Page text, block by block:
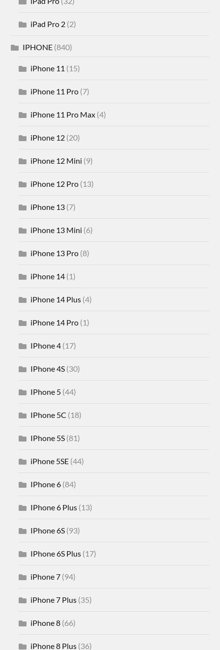
iPad Pro 2 (2)
IPHONE (840)
iPhone 11 (15)
iPhone 11 Pro (7)
iPhone 11 Pro Max (4)
iPhone 12 (20)
iPhone 12 Mini (9)
iPhone 12 Pro (13)
iPhone 13 (7)
iPhone 13 Mini (6)
iPhone 13 Pro (8)
iPhone 14 (1)
iPhone 14 Plus (4)
iPhone 14 Pro (1)
IPhone 4 (17)
IPhone 4S (30)
IPhone 5 (44)
IPhone 5C (18)
IPhone 5S (81)
iPhone 5SE (44)
IPhone 6 (84)
IPhone 6 Plus (13)
IPhone 6S (93)
IPhone 6S Plus (17)
iPhone 7 (94)
iPhone 7 Plus (35)
iPhone 8 (66)
iPhone 8 Plus (36)